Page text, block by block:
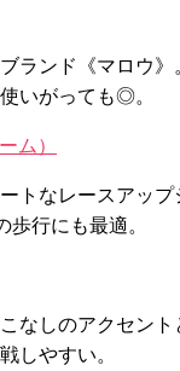
ランド《マロウ
いがっても◎。
ム）
トなレースアッ
行にも最適。
なしのアクセン
しやすい。